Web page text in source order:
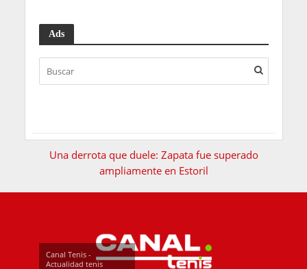
Ads
Una derrota que duele: Zapata fue superado
ampliamente en Estoril
Canal Tenis -
Actualidad tenis